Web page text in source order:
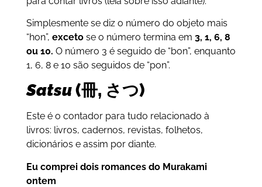
Simplesmente se diz o número do objeto mais
“hon”, excetose o número termina em 3, 1, 6, 8
ou 10. O número 3 é seguido de “bon”, enquanto
1, 6, 8 e 10 são seguidos de “pon”.
Satsu(冊, さつ)
Este é o contador para tudo relacionado à
livros: livros, cadernos, revistas, folhetos,
dicionários e assim por diante.
Eu comprei dois romances do Murakami
ontem